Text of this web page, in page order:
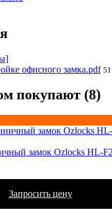
офисного замка.pdf
покупают (8)
замок Ozlocks HL-
Запросить цену